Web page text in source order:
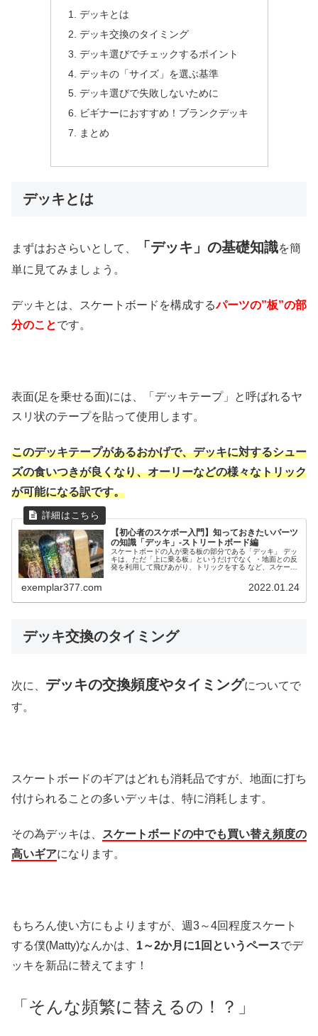
デッキとは
デッキ交換のタイミング
デッキ選びでチェックするポイント
デッキの「サイズ」を選ぶ基準
デッキ選びで失敗しないために
ビギナーにおすすめ！ブランクデッキ
まとめ
デッキとは
まずはおさらいとして、 「デッキ」の基礎知識を簡
単に見てみましょう。
デッキとは、スケートボードを構成するパーツの”板”の部
分のことです。
表面(足を乗せる面)には、「デッキテープ」と呼ばれるヤ
スリ状のテープを貼って使用します。
このデッキテープがあるおかげで、デッキに対するシュー
ズの食いつきが良くなり、オーリーなどの様々なトリック
が可能になる訳です。
【初心者のスケボー入門】知っておきたいパーツ
の知識「デッキ」-ストリートボード編
スケートボードの人が乗る板の部分である「デッキ」 デッ
キは、ただ「上に乗る板」というだけでなく ・地面との反
発を利用して飛びあがり、トリックをする など、スケート
exemplar377.com 2022.01.24
デッキ交換のタイミング
次に、 デッキの交換頻度やタイミングについてで
す。
スケートボードのギアはどれも消耗品ですが、地面に打ち
付けられることの多いデッキは、特に消耗します。
その為デッキは、
スケートボードの中でも買い替え頻度の
高いギアになります。
もちろん使い方にもよりますが、週3～4回程度スケート
する僕(Matty)なんかは、 1～2か月に1回というペースでデ
ッキを新品に替えてます！
「そんな頻繁に替えるの！？」